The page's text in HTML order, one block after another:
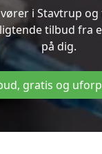
i Stavtrup
tilbud fra
på dig.
gratis og